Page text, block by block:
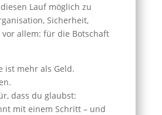
Lauf möglich zu
Sicherheit,
allem: für die Botschaft
ist mehr als Geld.
dass du glaubst:
mit einem Schritt – und